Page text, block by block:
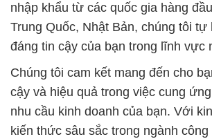
nhập khẩu từ các quốc gia hàng
Trung Quốc, Nhật Bản, chúng tôi tự
đáng tin cậy của bạn trong lĩnh vực
Chúng tôi cam kết mang đến cho
cậy và hiệu quả trong việc cung
nhu cầu kinh doanh của bạn. Với
kiến thức sâu sắc trong ngành